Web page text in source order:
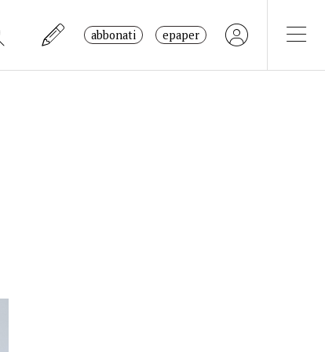
abbonati epaper